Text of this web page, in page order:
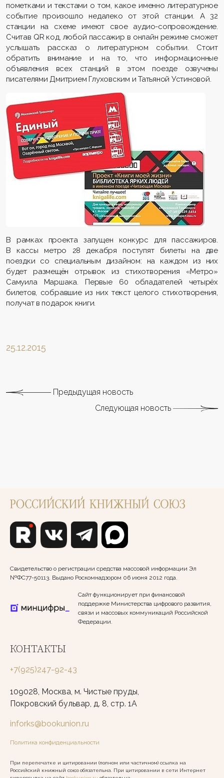
пометками и текстами о том, какое именно литературное
событие произошло недалеко от этой станции. А 32
станции на схеме имеют свое аудио-сопровождение.
Считав QR код, любой пассажир в онлайн режиме сможет
услышать рассказ о литературном событии. Стоит
обратить внимание и на то, что информационные
объявления всех станций в этом поезде озвучены
писателями Дмитрием Глуховским и Татьяной Устиновой.
В рамках проекта запущен конкурс для пассажиров.
В кассы метро 28 декабря поступят билеты на две
поездки со специальным дизайном: на каждом из них
будет размещён отрывок из стихотворения «Метро»
Самуила Маршака. Первые 60 обладателей четырёх
билетов, собравшие из них текст целого стихотворения,
получат в подарок книги.
25.12.2015
Предыдущая новость
Следующая новость
Свидетельство о регистрации средства массовой информации Эл
№ФС77-50113. Выдано Роскомнадзором 06 июня 2012 года.
Сайт функционирует при финансовой
поддержке Министерства цифрового развития,
связи и массовых коммуникаций Российской
Федерации.
КОНТАКТЫ
+7(925)247-92-43
109028, Москва, м. Чистые пруды,
Покровский бульвар, д. 8, стр. 1А
inforks@bookunion.ru
Политика конфиденциальности
При перепечатке и цитировании (полном или частичном) ссылка на
Российский книжный союз обязательна. При цитировании в сети Интернет